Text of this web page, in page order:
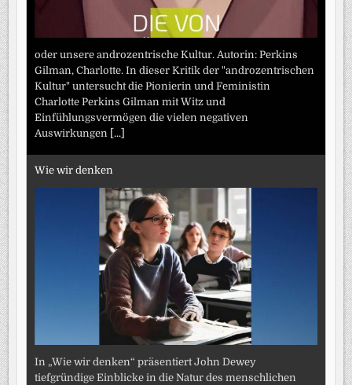
oder unsere androzentrische Kultur. Autorin: Perkins
Gilman, Charlotte. In dieser Kritik der "androzentrischen
Kultur" untersucht die Pionierin und Feministin
Charlotte Perkins Gilman mit Witz und
Einfühlungsvermögen die vielen negativen
Auswirkungen [...]
Wie wir denken
In „Wie wir denken“ präsentiert John Dewey
tiefgründige Einblicke in die Natur des menschlichen